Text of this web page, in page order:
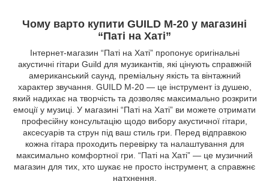
Чому варто купити GUILD M-20 у магазині
“Паті на Хаті”
Інтернет-магазин “Паті на Хаті” пропонує оригінальні
акустичні гітари Guild для музикантів, які цінують справжній
американський саунд, преміальну якість та вінтажний
характер звучання. GUILD M-20 — це інструмент із душею,
який надихає на творчість та дозволяє максимально розкрити
емоції у музиці. У магазині “Паті на Хаті” ви можете отримати
професійну консультацію щодо вибору акустичної гітари,
аксесуарів та струн під ваш стиль гри. Перед відправкою
кожна гітара проходить перевірку та налаштування для
максимально комфортної гри. “Паті на Хаті” — це музичний
магазин для тих, хто шукає не просто інструмент, а справжнє
натхнення.